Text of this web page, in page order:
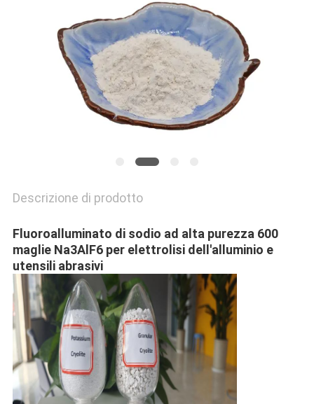
POLITICA
RISERVATEZZA
Descrizione di prodotto
Fluoroalluminato di sodio ad alta purezza 600
maglie Na3AlF6 per elettrolisi dell'alluminio e
utensili abrasivi